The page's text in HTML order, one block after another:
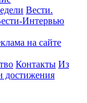
Вести.
Интервью
на сайте
Контакты Из
достижения